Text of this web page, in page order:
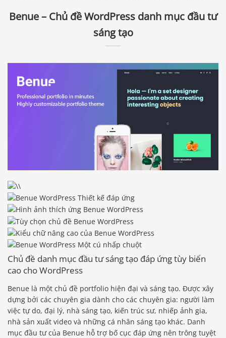
Benue – Chủ đề WordPress danh mục đầu tư
sáng tạo
Chủ đề danh mục đầu tư sáng tạo đáp ứng tùy biến
cao cho WordPress
Benue là một chủ đề portfolio hiện đại và sáng tạo. Được xây
dựng bởi các chuyên gia dành cho các chuyên gia: người làm
việc tự do, đại lý, nhà sáng tạo, kiến ​​trúc sư, nhiếp ảnh gia,
nhà sản xuất video và những cá nhân sáng tạo khác. Danh
mục đầu tư của Benue hỗ trợ bố cục đáp ứng nên trông tuyệt